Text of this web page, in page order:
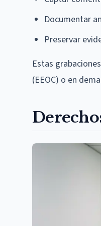
Documentar
Preservar
Estas
(EEOC) o en